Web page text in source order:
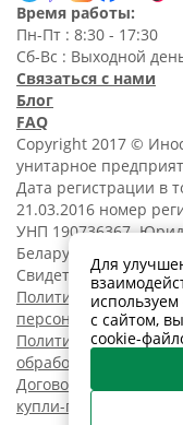
Время работы:
Пн-Пт : 8:30 - 17:30
Сб-Вс : Выходной
Связаться с нами
Блог
FAQ
Copyright 2017 ©
унитарное
Дата регистрации в
21.03.2016 номер
УНП 190736367.
Беларусь, г. Минск,
Свидетельство о
Политика обработки
персональных данных
Политика в
обработки cookies
Договор розничной
купли-продажи
Для
с сайтом,
cookie-